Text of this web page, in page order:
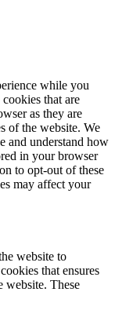
while you
that are
as they are
of the website. We
and understand how
in your browser
to opt-out of these
may affect your
website to
that ensures
website. These